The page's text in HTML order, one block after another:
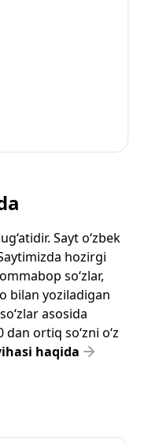
Sayt o‘zbek
hozirgi
so‘zlar,
bilan yoziladigan
asosida
ortiq so‘zni o‘z
haqida